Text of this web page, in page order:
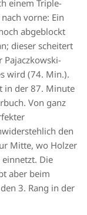
einem Triple-
vorne: Ein
abgeblockt
dieser scheitert
Pajaczkowski-
wird (74. Min.).
in der 87. Minute
Von ganz
den
Mitte, wo Holzer
Die
aber beim
3. Rang in der